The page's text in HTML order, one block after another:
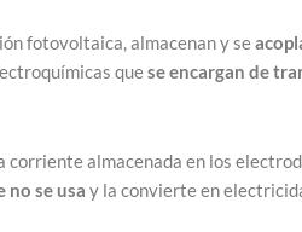
fotovoltaica, almacenan y se
quese encargan de
almacenada en los
no se usa y la convierte en